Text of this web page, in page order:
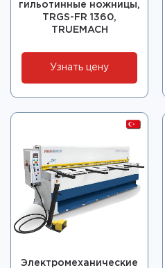
гильотинные ножницы,
TRGS-FR 1360,
TRUEMACH
Узнать цену
Электромеханические